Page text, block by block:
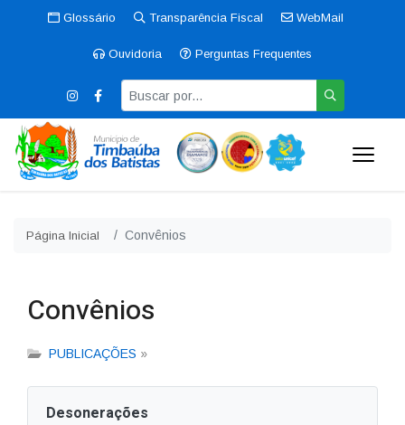
Glossário Transparência Fiscal WebMail
Ouvidoria Perguntas Frequentes
Página Inicial Convênios
Convênios
PUBLICAÇÕES »
Desonerações